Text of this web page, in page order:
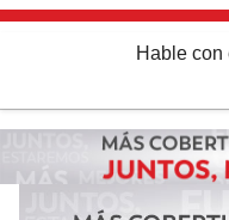
Hable con